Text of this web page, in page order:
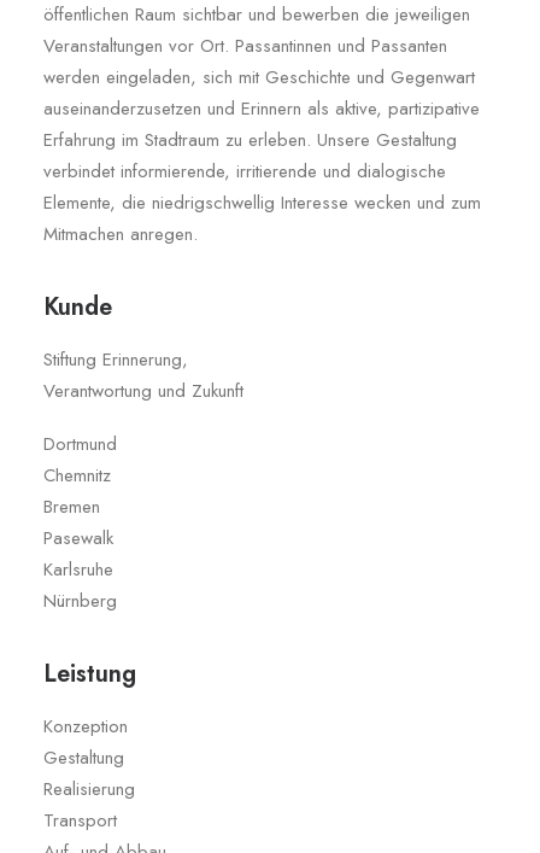
öffentlichen Raum sichtbar und bewerben die jeweiligen
Veranstaltungen vor Ort. Passantinnen und Passanten
werden eingeladen, sich mit Geschichte und Gegenwart
auseinanderzusetzen und Erinnern als aktive, partizipative
Erfahrung im Stadtraum zu erleben. Unsere Gestaltung
verbindet informierende, irritierende und dialogische
Elemente, die niedrigschwellig Interesse wecken und zum
Mitmachen anregen.
Kunde
Stiftung Erinnerung,
Verantwortung und Zukunft
Dortmund
Chemnitz
Bremen
Pasewalk
Karlsruhe
Nürnberg
Leistung
Konzeption
Gestaltung
Realisierung
Transport